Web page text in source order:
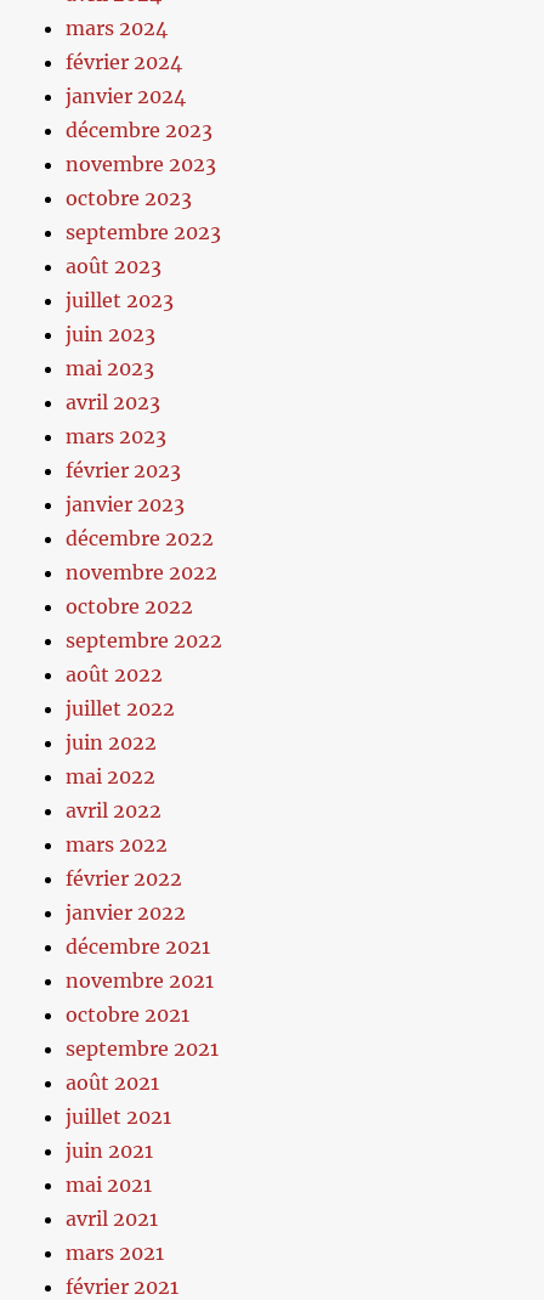
mars 2024
février 2024
janvier 2024
décembre 2023
novembre 2023
octobre 2023
septembre 2023
août 2023
juillet 2023
juin 2023
mai 2023
avril 2023
mars 2023
février 2023
janvier 2023
décembre 2022
novembre 2022
octobre 2022
septembre 2022
août 2022
juillet 2022
juin 2022
mai 2022
avril 2022
mars 2022
février 2022
janvier 2022
décembre 2021
novembre 2021
octobre 2021
septembre 2021
août 2021
juillet 2021
juin 2021
mai 2021
avril 2021
mars 2021
février 2021